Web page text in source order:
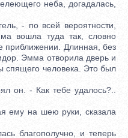
неба, догадалась,
- по всей вероятности,
вошла туда так, словно
приближении. Длинная, без
Эмма отворила дверь и
спящего человека. Это был
- Как тебе удалось?..
на шею руки, сказала
благополучно, и теперь